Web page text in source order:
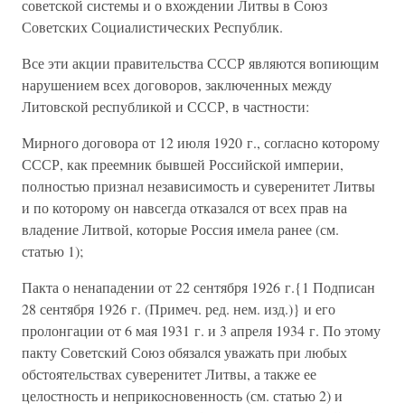
советской системы и о вхождении Литвы в Союз
Советских Социалистических Республик.
Все эти акции правительства СССР являются вопиющим
нарушением всех договоров, заключенных между
Литовской республикой и СССР, в частности:
Мирного договора от 12 июля 1920 г., согласно которому
СССР, как преемник бывшей Российской империи,
полностью признал независимость и суверенитет Литвы
и по которому он навсегда отказался от всех прав на
владение Литвой, которые Россия имела ранее (см.
статью 1);
Пакта о ненападении от 22 сентября 1926 г.{1 Подписан
28 сентября 1926 г. (Примеч. ред. нем. изд.)} и его
пролонгации от 6 мая 1931 г. и 3 апреля 1934 г. По этому
пакту Советский Союз обязался уважать при любых
обстоятельствах суверенитет Литвы, а также ее
целостность и неприкосновенность (см. статью 2) и